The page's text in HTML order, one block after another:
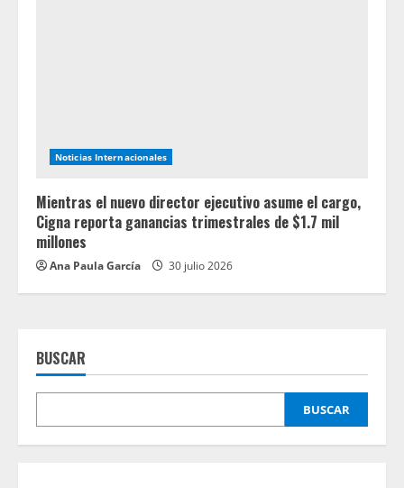
Noticias Internacionales
Mientras el nuevo director ejecutivo asume el cargo,
Cigna reporta ganancias trimestrales de $1.7 mil
millones
Ana Paula García 30 julio 2026
BUSCAR
BUSCAR